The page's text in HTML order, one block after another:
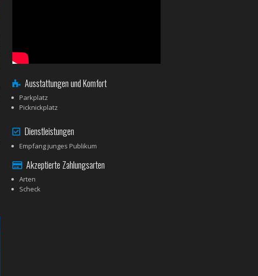
Ausstattungen und Komfort
Parkplatz
Picknickplatz
Dienstleistungen
Empfang junges Publikum
Akzeptierte Zahlungsarten
Arten
Scheck